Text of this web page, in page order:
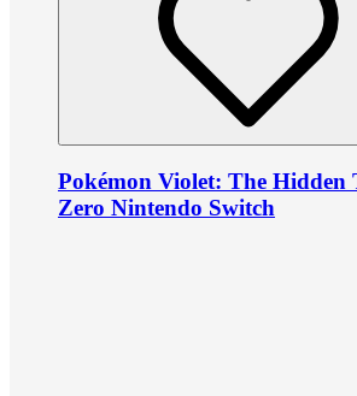
Pokémon Violet: The Hidden
Zero Nintendo Switch